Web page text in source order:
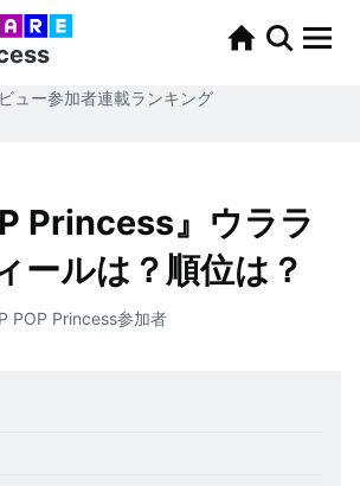
ュー参加者連載ランキング
Princess』ウララ
ールは？順位は？
POP Princess参加者